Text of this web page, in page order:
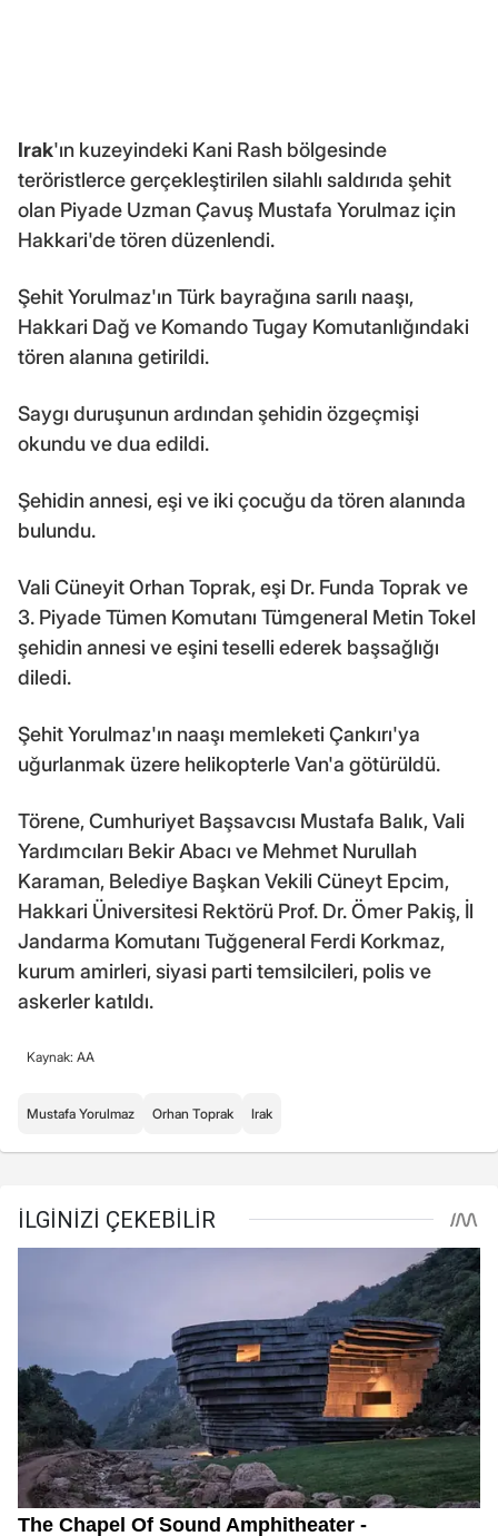
Irak'ın kuzeyindeki Kani Rash bölgesinde
teröristlerce gerçekleştirilen silahlı saldırıda şehit
olan Piyade Uzman Çavuş Mustafa Yorulmaz için
Hakkari'de tören düzenlendi.
Şehit Yorulmaz'ın Türk bayrağına sarılı naaşı,
Hakkari Dağ ve Komando Tugay Komutanlığındaki
tören alanına getirildi.
Saygı duruşunun ardından şehidin özgeçmişi
okundu ve dua edildi.
Şehidin annesi, eşi ve iki çocuğu da tören alanında
bulundu.
Vali Cüneyit Orhan Toprak, eşi Dr. Funda Toprak ve
3. Piyade Tümen Komutanı Tümgeneral Metin Tokel
şehidin annesi ve eşini teselli ederek başsağlığı
diledi.
Şehit Yorulmaz'ın naaşı memleketi Çankırı'ya
uğurlanmak üzere helikopterle Van'a götürüldü.
Törene, Cumhuriyet Başsavcısı Mustafa Balık, Vali
Yardımcıları Bekir Abacı ve Mehmet Nurullah
Karaman, Belediye Başkan Vekili Cüneyt Epcim,
Hakkari Üniversitesi Rektörü Prof. Dr. Ömer Pakiş, İl
Jandarma Komutanı Tuğgeneral Ferdi Korkmaz,
kurum amirleri, siyasi parti temsilcileri, polis ve
askerler katıldı.
Kaynak: AA
Mustafa Yorulmaz Orhan Toprak Irak